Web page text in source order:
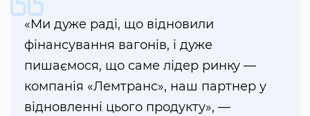
«Ми дуже раді, що відновили
фінансування вагонів, і дуже
пишаємося, що саме лідер ринку —
компанія «Лемтранс», наш партнер у
відновленні цього продукту», —